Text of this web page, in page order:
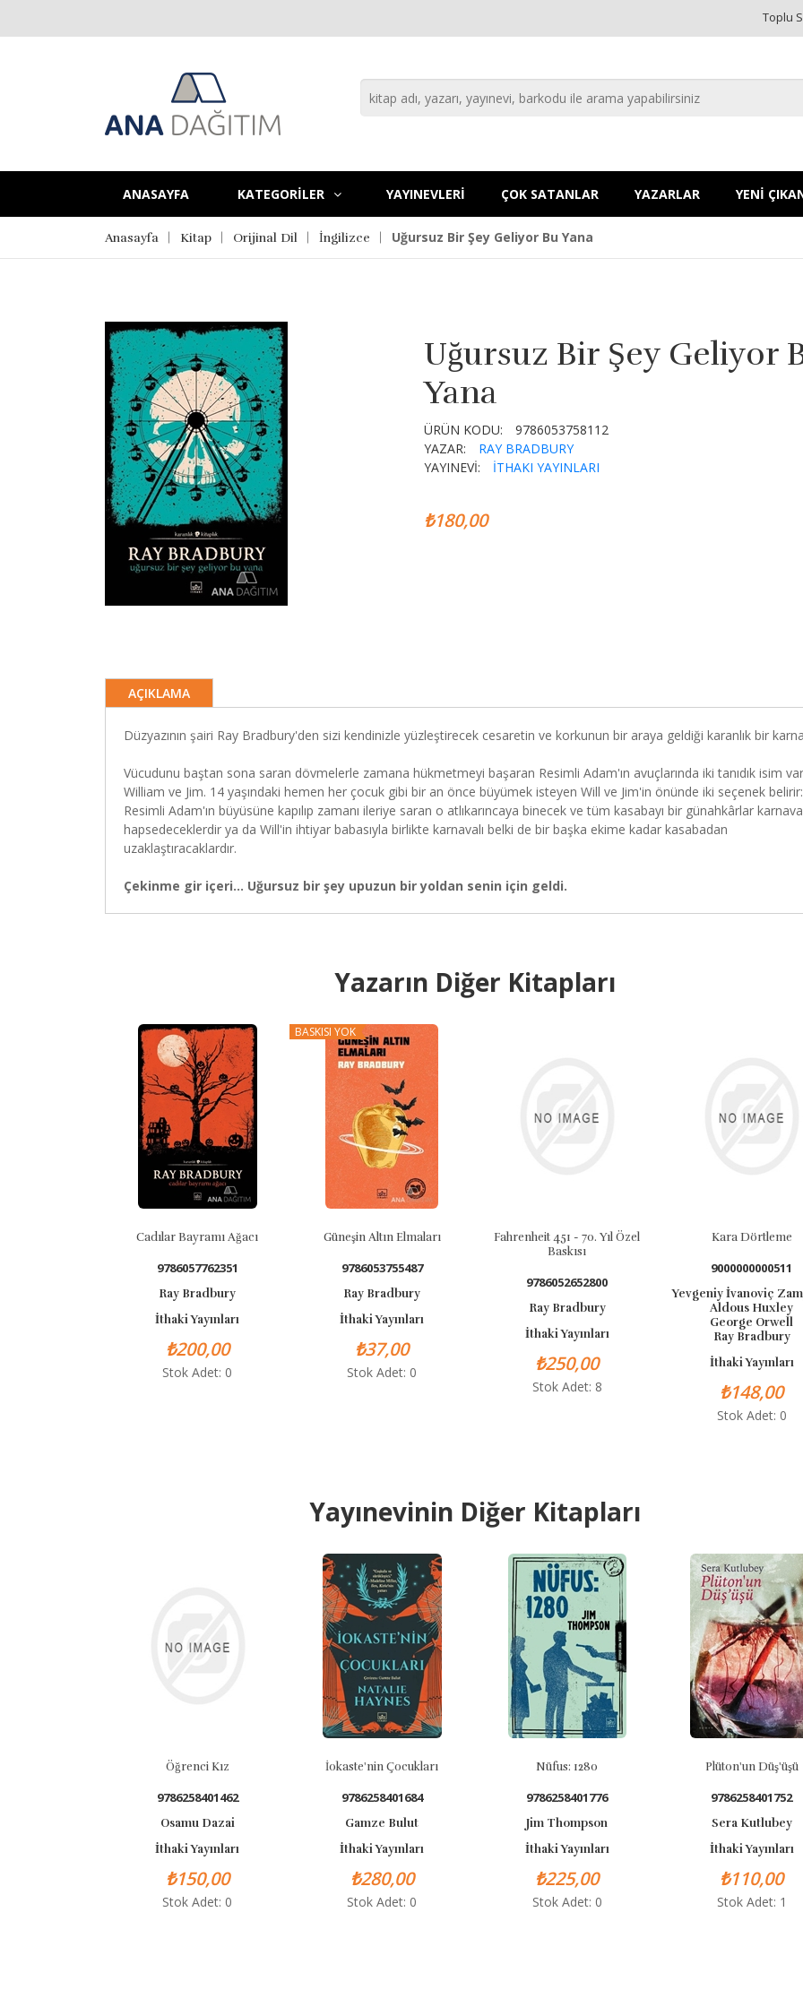
Toplu
ANASAYFA KATEGORİLER YAYINEVLERİ ÇOK SATANLAR YAZARLAR YENİ
Anasayfa Kitap Orijinal Dil İngilizce Uğursuz Bir Şey Geliyor Bu Yana
Uğursuz Bir Şey Geliyor
Yana
ÜRÜN KODU:
9786053758112
YAZAR:
RAY BRADBURY
YAYINEVİ:
İTHAKI YAYINLARI
₺180,00
AÇIKLAMA
Düzyazının şairi Ray Bradbury'den sizi kendinizle yüzleştirecek cesaretin ve korkunun bir araya geldiği karanlık bir
Vücudunu baştan sona saran dövmelerle zamana hükmetmeyi başaran Resimli Adam'ın avuçlarında iki tanıdık isim
William ve Jim. 14 yaşındaki hemen her çocuk gibi bir an önce büyümek isteyen Will ve Jim'in önünde iki seçenek
Resimli Adam'ın büyüsüne kapılıp zamanı ileriye saran o atlıkarıncaya binecek ve tüm kasabayı bir günahkârlar
hapsedeceklerdir ya da Will'in ihtiyar babasıyla birlikte karnavalı belki de bir başka ekime kadar kasabadan
uzaklaştıracaklardır.
Çekinme gir içeri... Uğursuz bir şey upuzun bir yoldan senin için geldi.
Yazarın Diğer Kitapları
Cadılar Bayramı Ağacı
9786057762351
Ray Bradbury
İthaki Yayınları
Stok Adet: 0
BASKISI YOK
Güneşin Altın Elmaları
9786053755487
Ray Bradbury
İthaki Yayınları
Stok Adet: 0
Fahrenheit 451 - 70. Yıl Özel
9786052652800
Ray Bradbury
İthaki Yayınları
₺250,00
Stok Adet: 8
Kara Dörtleme
9000000000511
Yevgeniy İvanoviç Zamyatin
Aldous Huxley
George Orwell
Ray Bradbury
İthaki Yayınları
₺148,00
Stok Adet: 0
Yayınevinin Diğer Kitapları
Öğrenci Kız
9786258401462
Osamu Dazai
İthaki Yayınları
₺150,00
Stok Adet: 0
İokaste'nin Çocukları
9786258401684
Gamze Bulut
İthaki Yayınları
₺280,00
Stok Adet: 0
Nüfus: 1280
9786258401776
Jim Thompson
İthaki Yayınları
₺225,00
Stok Adet: 0
Plüton'un Düş'üşü
9786258401752
Sera Kutlubey
İthaki Yayınları
₺110,00
Stok Adet: 1